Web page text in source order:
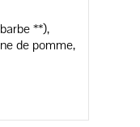
**),
de pomme,